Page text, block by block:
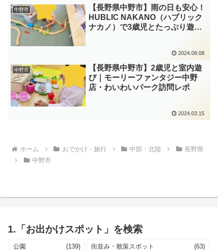
中野市
【長野県中野市】雨の日も安心！
HUBLIC NAKANO（ハブリック
ナカノ）で3歳児とたっぷり遊ん
2024.08.08
中野市
【長野県中野市】2歳児と室内遊
び｜モーリーファンタジー中野
店・わいわいパーク訪問レポ
2024.03.15
ホーム おでかけ・旅行 中部・北陸
長野県
中野市
1.「お出かけスポット」を検索
公園 (139) 街並み・散策スポット (63)